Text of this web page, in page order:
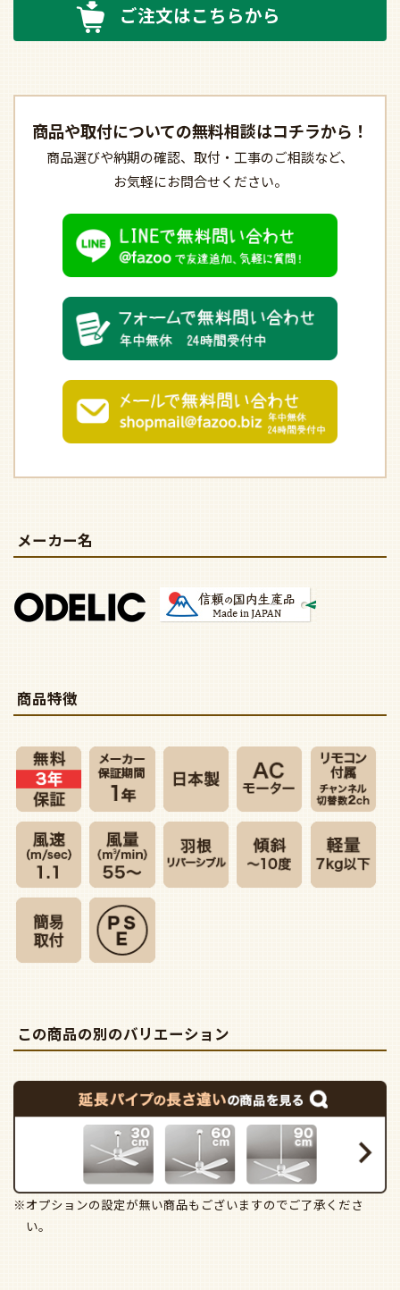
ご注文はこちらから
商品や取付についての無料相談はコチラから！
商品選びや納期の確認、 取付・工事のご相談など、
お気軽にお問合せください。
メーカー名
商品特徴
この商品の別のバリエーション
※オプションの設定が無い商品もございますのでご了承くださ
い。